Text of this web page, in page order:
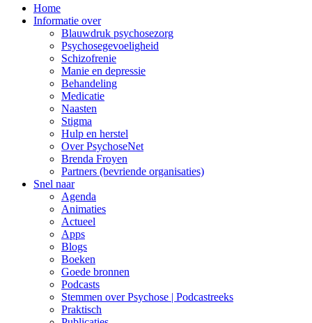
Main
Navigation
Home
Informatie over
Blauwdruk psychosezorg
Psychosegevoeligheid
Schizofrenie
Manie en depressie
Behandeling
Medicatie
Naasten
Stigma
Hulp en herstel
Over PsychoseNet
Brenda Froyen
Partners (bevriende organisaties)
Snel naar
Agenda
Animaties
Actueel
Apps
Blogs
Boeken
Goede bronnen
Podcasts
Stemmen over Psychose | Podcastreeks
Praktisch